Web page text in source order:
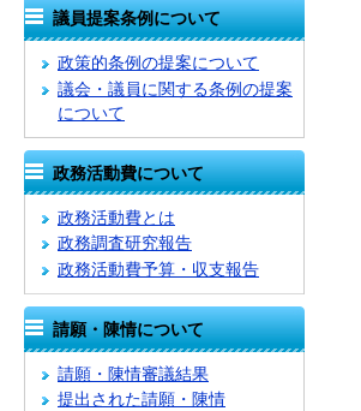
議員提案条例について
政策的条例の提案について
議会・議員に関する条例の提案
について
政務活動費について
政務活動費とは
政務調査研究報告
政務活動費予算・収支報告
請願・陳情について
請願・陳情審議結果
提出された請願・陳情